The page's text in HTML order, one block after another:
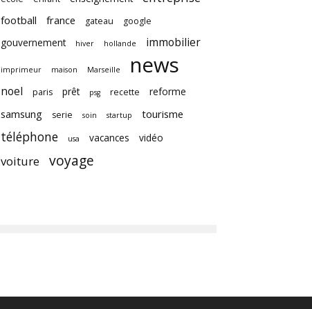
football france gateau google
gouvernement hiver hollande immobilier
imprimeur maison Marseille news
noel paris prêt psg recette reforme
samsung serie soin startup tourisme
téléphone usa vacances vidéo
voiture voyage